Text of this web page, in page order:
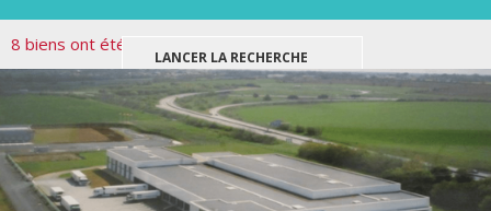
8 biens ont été trouvés pour votre recherche.